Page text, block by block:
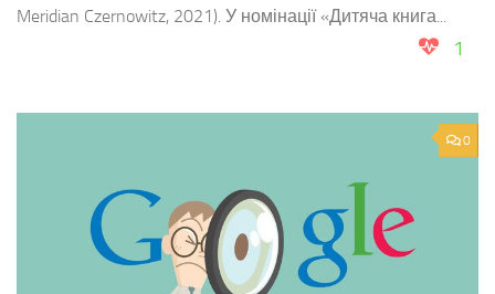
Meridian Czernowitz, 2021). У номінації «Дитяча книга...
1
0